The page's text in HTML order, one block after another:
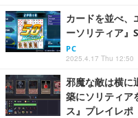
カードを並べ、
ーソリティア
PC
2025.4.17 Thu 12:50
邪魔な敵は横に
築にソリティア
ス』プレイレポ